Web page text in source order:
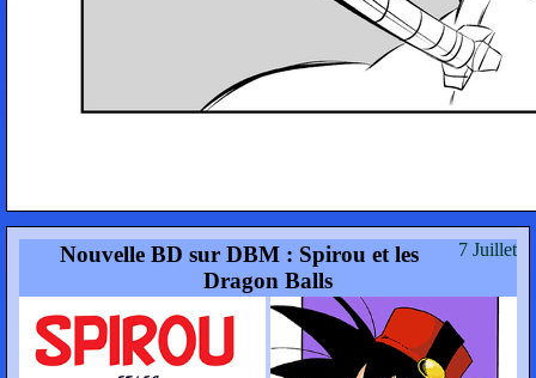
7 Juillet
Nouvelle BD sur DBM : Spirou et les
Dragon Balls